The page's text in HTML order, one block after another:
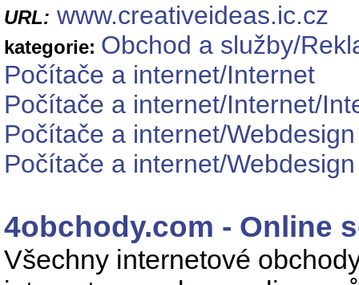
URL: www.creativeideas.ic.cz
kategorie: Obchod a služby/
Počítače a internet/Internet
Počítače a internet/Internet/
Počítače a internet/
Počítače a internet/
4obchody.com - Online
Všechny internetové